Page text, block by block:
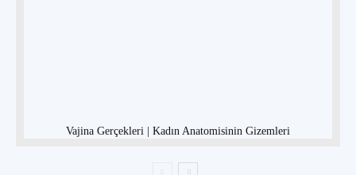
Vajina Gerçekleri | Kadın Anatomisinin Gizemleri